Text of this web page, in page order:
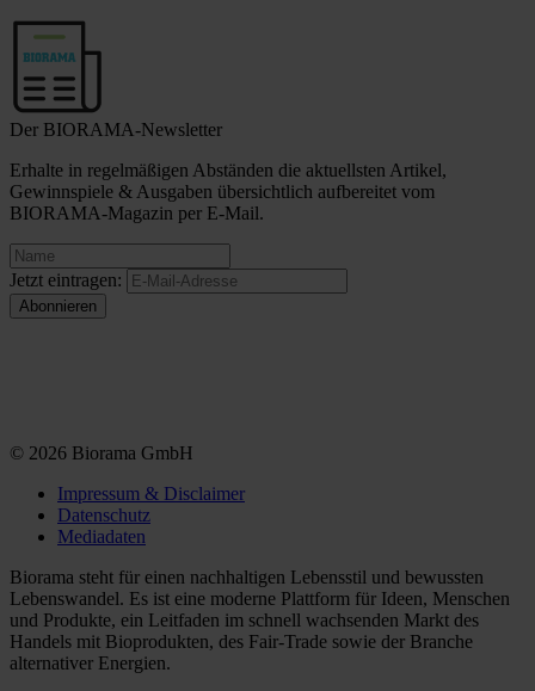
Der BIORAMA-Newsletter
Erhalte in regelmäßigen Abständen die aktuellsten Artikel,
Gewinnspiele & Ausgaben übersichtlich aufbereitet vom
BIORAMA-Magazin per E-Mail.
Jetzt eintragen:
© 2026 Biorama GmbH
Impressum & Disclaimer
Datenschutz
Mediadaten
Biorama steht für einen nachhaltigen Lebensstil und bewussten
Lebenswandel. Es ist eine moderne Plattform für Ideen, Menschen
und Produkte, ein Leitfaden im schnell wachsenden Markt des
Handels mit Bioprodukten, des Fair-Trade sowie der Branche
alternativer Energien.